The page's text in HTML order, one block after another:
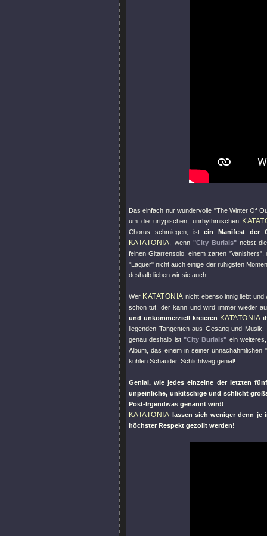
Das einfach nur wundervolle "The Winter Of
um die urtypischen, unrhythmischen
Chorus schmiegen, istein Manifest der
KATATONIA , wenn "City Burials"nebst
feinen Gitarrensolo, einem zarten "Vanishers",
"Laquer" nicht auch einige der ruhigsten
deshalb lieben wir sie auch.
Wer KATATONIA nicht ebenso innig liebt
schon tut, der kann und wird immer wieder
und unkommerziell kreieren KATATONIA
liegenden Tangenten aus Gesang und
genau deshalb ist "City Burials" ein
Album, das einem in seiner unnachahmlichen
kühlen Schauder. Schlichtweg genial!
Genial, wie jedes einzelne der letzten
unpeinliche, unkitschige und schlicht
Post-Irgendwas genannt wird!
KATATONIA lassen sich weniger denn je
höchster Respekt gezollt werden!